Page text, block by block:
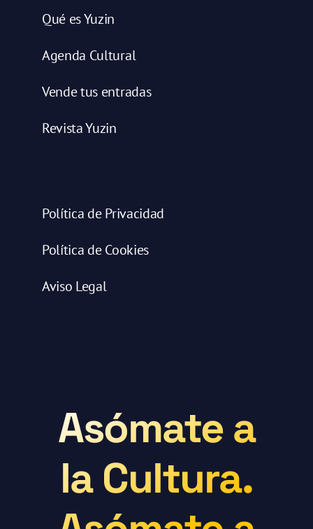
Qué es Yuzin
Agenda Cultural
Vende tus entradas
Revista Yuzin
Política de Privacidad
Política de Cookies
Aviso Legal
Asómate a
la Cultura.